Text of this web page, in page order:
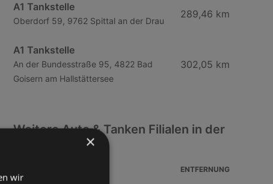
A1 Tankstelle
Oberdorf 59, 9762 Spittal an der Drau
289,46 km
A1 Tankstelle
An der Bundesstraße 95, 4822 Bad
Goisern am Hallstättersee
302,05 km
Weitere Auto & Tanken Filialen in der
ENTFERNUNG
×
wir